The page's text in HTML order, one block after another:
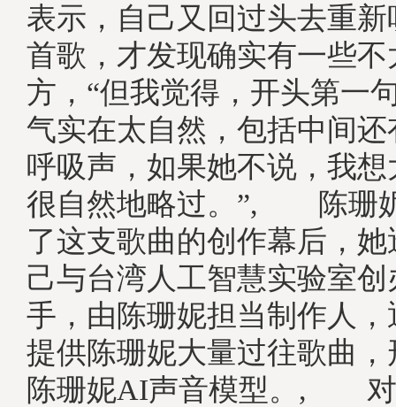
表示，自己又回过头去重
首歌，才发现确实有一些
方，“但我觉得，开头第一
气实在太自然，包括中间
呼吸声，如果她不说，我
很自然地略过。”, 陈珊
了这支歌曲的创作幕后，
己与台湾人工智慧实验室
手，由陈珊妮担当制作人
提供陈珊妮大量过往歌曲
陈珊妮AI声音模型。, 对